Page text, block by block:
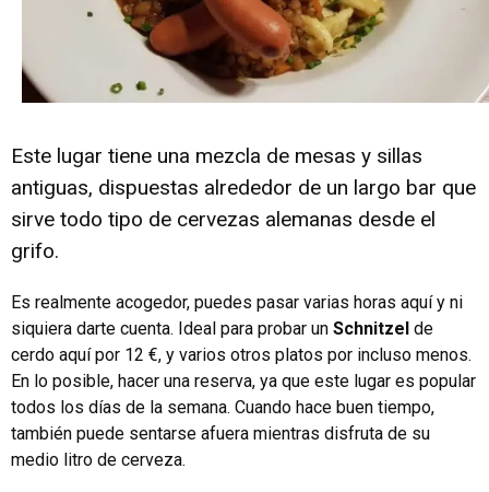
Este lugar tiene una mezcla de mesas y sillas
antiguas, dispuestas alrededor de un largo bar que
sirve todo tipo de cervezas alemanas desde el
grifo.
Es realmente acogedor, puedes pasar varias horas aquí y ni
siquiera darte cuenta. Ideal para probar un Schnitzel de
cerdo aquí por 12 €, y varios otros platos por incluso menos.
En lo posible, hacer una reserva, ya que este lugar es popular
todos los días de la semana. Cuando hace buen tiempo,
también puede sentarse afuera mientras disfruta de su
medio litro de cerveza.